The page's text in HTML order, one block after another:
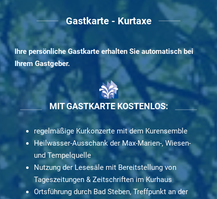
Gastkarte - Kurtaxe
Ihre persönliche Gastkarte erhalten Sie automatisch bei
Ihrem Gastgeber.
MIT GASTKARTE KOSTENLOS:
regelmäßige Kurkonzerte mit dem Kurensemble
Heilwasser-Ausschank der Max-Marien-, Wiesen-
und Tempelquelle
Nutzung der Lesesäle mit Bereitstellung von
Tageszeitungen & Zeitschriften im Kurhaus
Ortsführung durch Bad Steben, Treffpunkt an der